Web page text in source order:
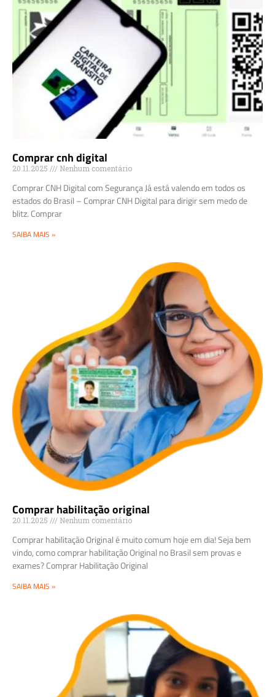
Comprar cnh digital
20.11.2025 Nenhum comentário
Comprar CNH Digital com Segurança Já está valendo em todos os
estados do Brasil – Comprar CNH Digital para dirigir sem medo de
blitz. Comprar
SAIBA MAIS »
Comprar habilitação original
20.11.2025 Nenhum comentário
Comprar habilitação Original é muito comum hoje em dia! Seja bem
vindo, como comprar habilitação Original no Brasil sem provas e
exames? Comprar Habilitação Original
SAIBA MAIS »